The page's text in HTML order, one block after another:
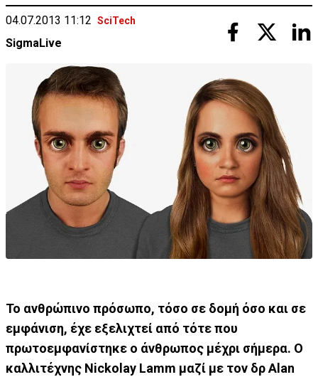
04.07.2013 11:12 SciTech
SigmaLive
Το ανθρώπινο πρόσωπο, τόσο σε δομή όσο και σε
εμφάνιση, έχε εξελιχτεί από τότε που
πρωτοεμφανίστηκε ο άνθρωπος μέχρι σήμερα. Ο
καλλιτέχνης Nickolay Lamm μαζί με τον δρ Alan